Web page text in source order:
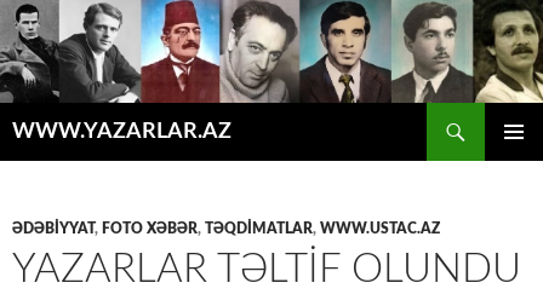
WWW.YAZARLAR.AZ
ƏDƏBİYYAT , FOTO XƏBƏR, TƏQDİMATLAR, WWW.USTAC.AZ
YAZARLAR TƏLTİF OLUNDU